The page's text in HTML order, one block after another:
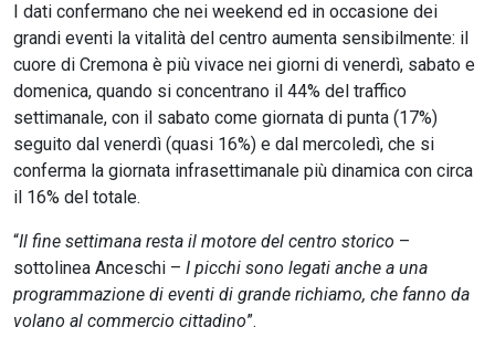
I dati confermano che nei weekend ed in occasione dei
grandi eventi la vitalità del centro aumenta sensibilmente: il
cuore di Cremona è più vivace nei giorni di venerdì, sabato e
domenica, quando si concentrano il 44% del traffico
settimanale, con il sabato come giornata di punta (17%)
seguito dal venerdì (quasi 16%) e dal mercoledì, che si
conferma la giornata infrasettimanale più dinamica con circa
il 16% del totale.
“Il fine settimana resta il motore del centro storico –
sottolinea Anceschi – I picchi sono legati anche a una
programmazione di eventi di grande richiamo, che fanno da
volano al commercio cittadino”.